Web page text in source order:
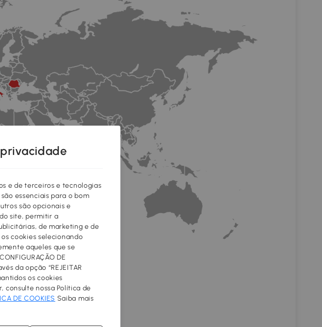
e de terceiros e tecnologias
essenciais para o bom
são opcionais e
site, permitir a
de marketing e de
cookies selecionando
aqueles que se
DE
da opção “REJEITAR
os cookies
consulte nossa Política de
DE COOKIES Saiba mais